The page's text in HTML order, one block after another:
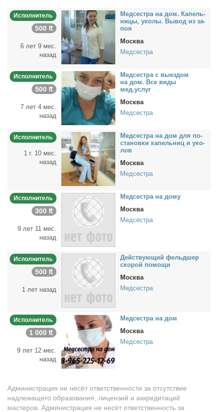
Исполнитель
500 ₶
6 лет 9 мес.
назад
Мед­сест­ра на дом. Ка­пель­
ни­цы, уко­лы. Вы­вод из за­
поя
Москва
Медсестра
Исполнитель
500 ₶
7 лет 4 мес.
назад
Мед­сест­ра с вы­ез­дом
на дом. Все ви­ды
мед.услуг
Москва
Медсестра
Исполнитель
1 г. 10 мес.
назад
Мед­сест­ра на дом для по­
ста­нов­ки ка­пель­ниц и уко­
лов
Москва
Медсестра
Исполнитель
300 ₶
9 лет 11 мес.
назад
Мед­сест­ра на до­му
Москва
Медсестра
Исполнитель
500 ₶
1 лет назад
Дей­ству­ю­щий фельд­шер
ско­рой по­мо­щи
Москва
Медсестра
Исполнитель
1 000 ₶
9 лет 12 мес.
назад
Мед­сест­ра на дом
Москва
Медсестра
Администрация не несёт ответственности за отсутствие
надлежащего образования, лицензий и аккредитаций
мастеров. Администрация не несёт ответственность за